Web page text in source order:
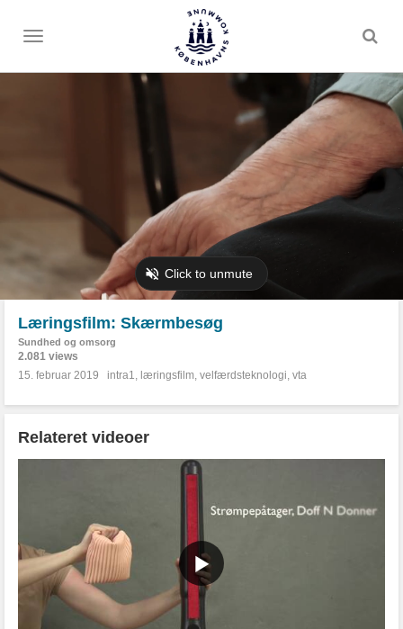
Toggle
Læringsfilm: Skærmbesøg
Sundhed og omsorg
2.081 views
15. februar 2019
intra1, læringsfilm, velfærdsteknologi, vta
Relateret videoer